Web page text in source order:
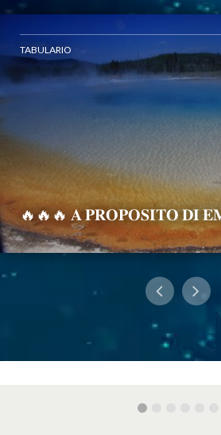
TABULARIO
🔥🔥🔥 𝐀 𝐏𝐑𝐎𝐏𝐎𝐒𝐈𝐓𝐎 𝐃𝐈